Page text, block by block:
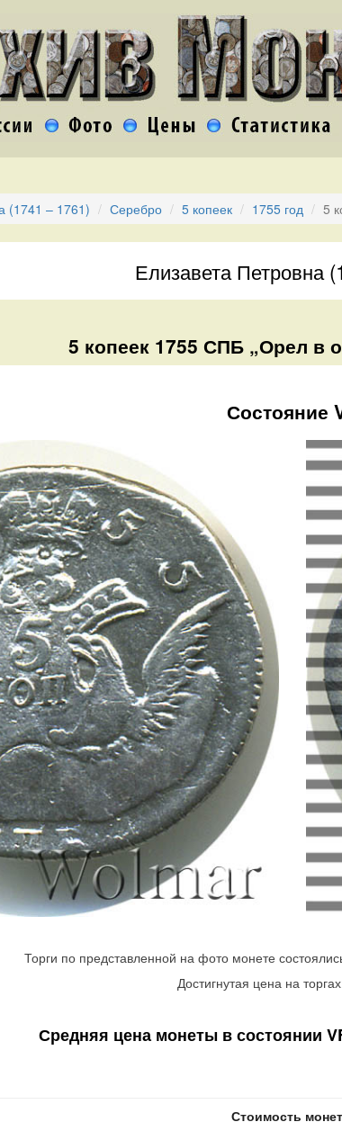
(1741 – 1761) Серебро 5 копеек 1755 год 5
Елизавета Петровна
5 копеек 1755 СПБ „Орел в
Состояние
Торги по представленной на фото монете
Достигнутая цена на
Средняя цена монеты в состоянии
Стоимость